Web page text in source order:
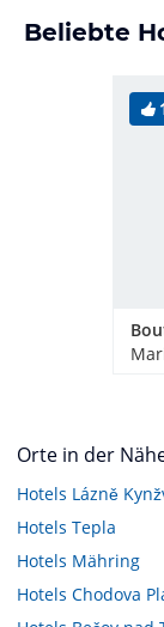
Beliebte
Orte in der
Hotels Lázně
Hotels Tepla
Hotels Mähring
Hotels Chodova